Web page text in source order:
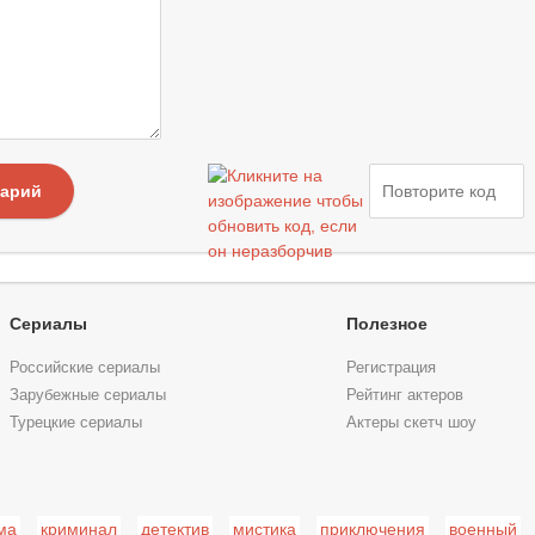
Сериалы
Российские сериалы
Зарубежные сериалы
Турецкие сериалы
Полезное
Регистрация
Рейтинг актеров
Актеры скетч шоу
криминал детектив мистика приключения военный